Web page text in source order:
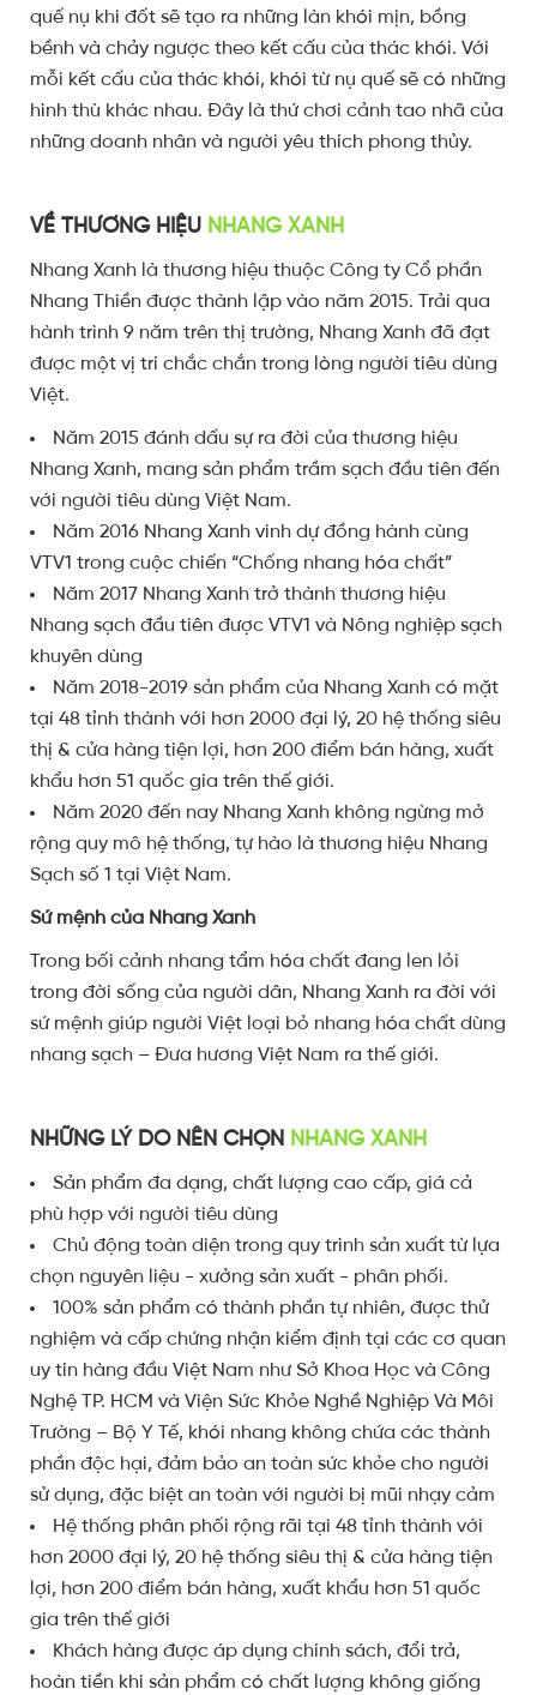
quế nụ khi đốt sẽ tạo ra những làn khói mịn, bồng
bềnh và chảy ngược theo kết cấu của thác khói. Với
mỗi kết cấu của thác khói, khói từ nụ quế sẽ có những
hình thù khác nhau. Đây là thứ chơi cảnh tao nhã của
những doanh nhân và người yêu thích phong thủy.
VỀ THƯƠNG HIỆU NHANG XANH
Nhang Xanh là thương hiệu thuộc Công ty Cổ phần
Nhang Thiền được thành lập vào năm 2015. Trải qua
hành trình 9 năm trên thị trường, Nhang Xanh đã đạt
được một vị trí chắc chắn trong lòng người tiêu dùng
Việt.
Năm 2015 đánh dấu sự ra đời của thương hiệu
Nhang Xanh, mang sản phẩm trầm sạch đầu tiên đến
với người tiêu dùng Việt Nam.
Năm 2016 Nhang Xanh vinh dự đồng hành cùng
VTV1 trong cuộc chiến “Chống nhang hóa chất”
Năm 2017 Nhang Xanh trở thành thương hiệu
Nhang sạch đầu tiên được VTV1 và Nông nghiệp sạch
khuyên dùng
Năm 2018-2019 sản phẩm của Nhang Xanh có mặt
tại 48 tỉnh thành với hơn 2000 đại lý, 20 hệ thống siêu
thị & cửa hàng tiện lợi, hơn 200 điểm bán hàng, xuất
khẩu hơn 51 quốc gia trên thế giới.
Năm 2020 đến nay Nhang Xanh không ngừng mở
rộng quy mô hệ thống, tự hào là thương hiệu Nhang
Sạch số 1 tại Việt Nam.
Sứ mệnh của Nhang Xanh
Trong bối cảnh nhang tẩm hóa chất đang len lỏi
trong đời sống của người dân, Nhang Xanh ra đời với
sứ mệnh giúp người Việt loại bỏ nhang hóa chất dùng
nhang sạch – Đưa hương Việt Nam ra thế giới.
NHỮNG LÝ DO NÊN CHỌN NHANG XANH
Sản phẩm đa dạng, chất lượng cao cấp, giá cả
phù hợp với người tiêu dùng
Chủ động toàn diện trong quy trình sản xuất từ lựa
chọn nguyên liệu - xưởng sản xuất - phân phối.
100% sản phẩm có thành phần tự nhiên, được thử
nghiệm và cấp chứng nhận kiểm định tại các cơ quan
uy tín hàng đầu Việt Nam như Sở Khoa Học và Công
Nghệ TP. HCM và Viện Sức Khỏe Nghề Nghiệp Và Môi
Trường – Bộ Y Tế, khói nhang không chứa các thành
phần độc hại, đảm bảo an toàn sức khỏe cho người
sử dụng, đặc biệt an toàn với người bị mũi nhạy cảm
Hệ thống phân phối rộng rãi tại 48 tỉnh thành với
hơn 2000 đại lý, 20 hệ thống siêu thị & cửa hàng tiện
lợi, hơn 200 điểm bán hàng, xuất khẩu hơn 51 quốc
gia trên thế giới
Khách hàng được áp dụng chính sách, đổi trả,
hoàn tiền khi sản phẩm có chất lượng không giống